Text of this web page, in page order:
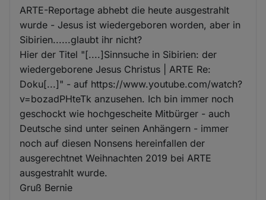
ARTE-Reportage abhebt die heute ausgestrahlt
wurde - Jesus ist wiedergeboren worden, aber in
Sibirien......glaubt ihr nicht?
Hier der Titel "[....]Sinnsuche in Sibirien: der
wiedergeborene Jesus Christus | ARTE Re:
Doku[...]" - auf https://www.youtube.com/watch?
v=bozadPHteTk anzusehen. Ich bin immer noch
geschockt wie hochgescheite Mitbürger - auch
Deutsche sind unter seinen Anhängern - immer
noch auf diesen Nonsens hereinfallen der
ausgerechtnet Weihnachten 2019 bei ARTE
ausgestrahlt wurde.
Gruß Bernie